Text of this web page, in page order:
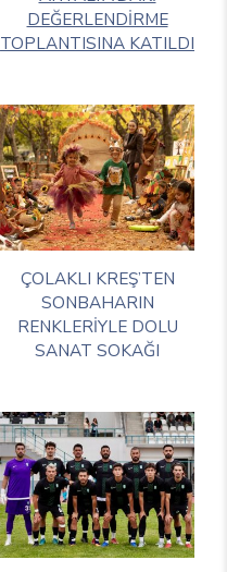
DEĞERLENDİRME
TOPLANTISINA KATILDI
ÇOLAKLI KREŞ’TEN
SONBAHARIN
RENKLERİYLE DOLU
SANAT SOKAĞI